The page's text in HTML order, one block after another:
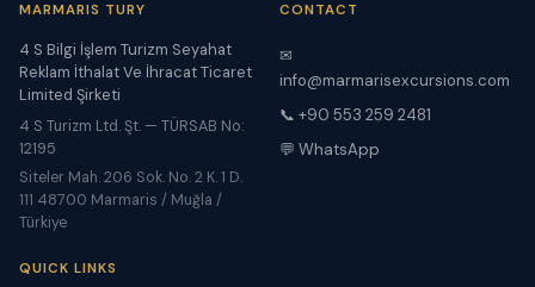
MARMARIS TURY
4 S Bilgi İşlem Turizm Seyahat
Reklam İthalat Ve İhracat Ticaret
Limited Şirketi
4 S Turizm Ltd. Şt. — TÜRSAB No:
12195
Siteler Mah. 206 Sok. No. 2 K. 1 D.
111 48700 Marmaris / Muğla /
Türkiye
CONTACT
✉
info@marmarisexcursions.com
📞 +90 553 259 2481
💬 WhatsApp
QUICK LINKS